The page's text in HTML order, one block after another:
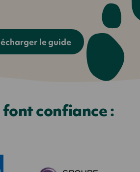
le guide
font confiance :